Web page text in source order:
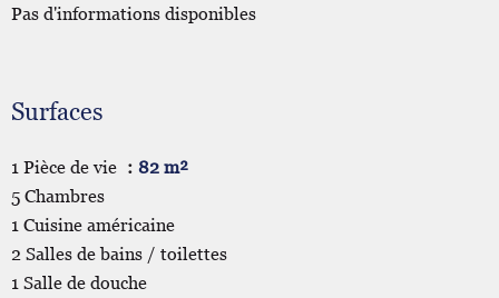
Pas d'informations disponibles
Surfaces
1 Pièce de vie
82 m²
5 Chambres
1 Cuisine américaine
2 Salles de bains / toilettes
1 Salle de douche